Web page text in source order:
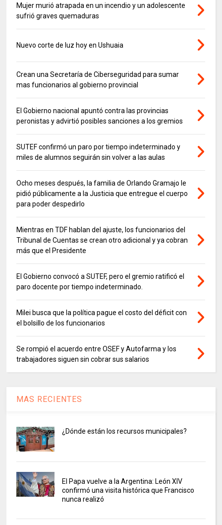
Mujer murió atrapada en un incendio y un adolescente
sufrió graves quemaduras
Nuevo corte de luz hoy en Ushuaia
Crean una Secretaría de Ciberseguridad para sumar
mas funcionarios al gobierno provincial
El Gobierno nacional apuntó contra las provincias
peronistas y advirtió posibles sanciones a los gremios
SUTEF confirmó un paro por tiempo indeterminado y
miles de alumnos seguirán sin volver a las aulas
Ocho meses después, la familia de Orlando Gramajo le
pidió públicamente a la Justicia que entregue el cuerpo
para poder despedirlo
Mientras en TDF hablan del ajuste, los funcionarios del
Tribunal de Cuentas se crean otro adicional y ya cobran
más que el Presidente
El Gobierno convocó a SUTEF, pero el gremio ratificó el
paro docente por tiempo indeterminado.
Milei busca que la política pague el costo del déficit con
el bolsillo de los funcionarios
Se rompió el acuerdo entre OSEF y Autofarma y los
trabajadores siguen sin cobrar sus salarios
MAS RECIENTES
¿Dónde están los recursos municipales?
El Papa vuelve a la Argentina: León XIV
confirmó una visita histórica que Francisco
nunca realizó